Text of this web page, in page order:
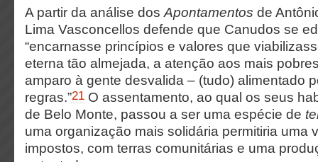
A partir da análise dos Apontamentos de
Lima Vasconcellos defende que Canudos se
“encarnasse princípios e valores que
eterna tão almejada, a atenção aos mais
amparo à gente desvalida – (tudo) alimentado
regras.”21 O assentamento, ao qual os seus
de Belo Monte, passou a ser uma espécie de
uma organização mais solidária permitiria uma
impostos, com terras comunitárias e uma